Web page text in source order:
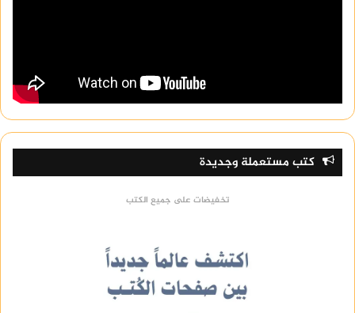
كتب مستعملة وجديدة
تخفيضات على جميع الكتب